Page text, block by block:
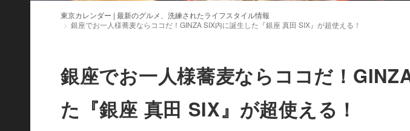
東京カレンダー | 最新のグルメ、洗練されたライフスタイル情報
銀座でお一人様蕎麦ならココだ！GINZA SIX内に誕生した『銀座 真田 SIX』が超使える！
銀座でお一人様蕎麦ならココだ！
た『銀座 真田 SIX』が超使える！